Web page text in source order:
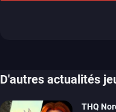
D'autres actualités
THQ